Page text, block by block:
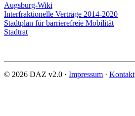
Augsburg-Wiki
Interfraktionelle Verträge 2014-2020
Stadtplan für barrierefreie Mobilität
Stadtrat
© 2026 DAZ v2.0 · Impressum · Kontakt